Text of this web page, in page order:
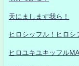
天にまします我ら！
ヒロシッフル！ヒロシ
ヒロユキユキッフル